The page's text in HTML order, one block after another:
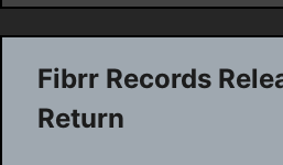
Fibrr Records
Return